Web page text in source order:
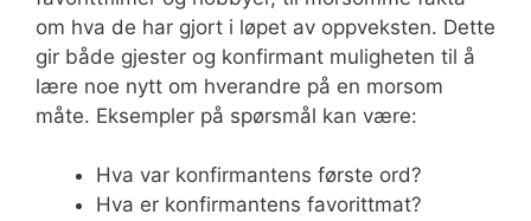
om hva de har gjort i løpet av oppveksten. Dette
gir både gjester og konfirmant muligheten til å
lære noe nytt om hverandre på en morsom
måte. Eksempler på spørsmål kan være:
Hva var konfirmantens første ord?
Hva er konfirmantens favorittmat?